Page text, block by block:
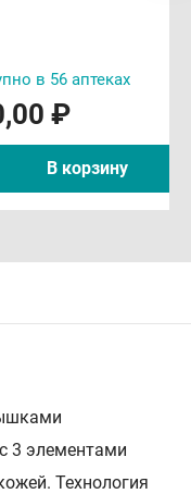
в 56 аптеках
₽
В корзину
3 элементами
Технология